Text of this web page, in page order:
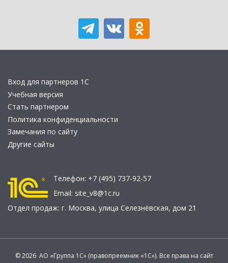
Вход для партнеров 1С
Учебная версия
Стать партнером
Политика конфиденциальности
Замечания по сайту
Другие сайты
Телефон: +7 (495) 737-92-57
Email: site_v8@1c.ru
Отдел продаж: г. Москва, улица Селезнёвская, дом 21
© 2026 АО «Группа 1С» (правопреемник «1С»). Все права на сайт